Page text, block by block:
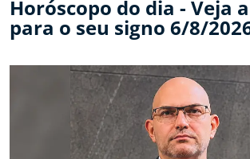
Horóscopo do dia - Veja
para o seu signo 6/8/